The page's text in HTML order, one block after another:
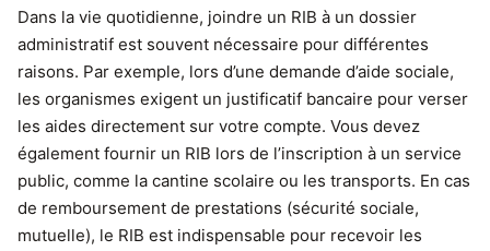
Dans la vie quotidienne, joindre un RIB à un dossier
administratif est souvent nécessaire pour différentes
raisons. Par exemple, lors d’une demande d’aide sociale,
les organismes exigent un justificatif bancaire pour verser
les aides directement sur votre compte. Vous devez
également fournir un RIB lors de l’inscription à un service
public, comme la cantine scolaire ou les transports. En cas
de remboursement de prestations (sécurité sociale,
mutuelle), le RIB est indispensable pour recevoir les